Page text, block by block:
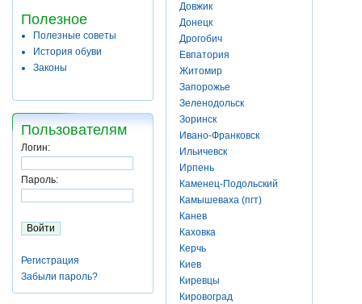
Полезное
Полезные советы
История обуви
Законы
Пользователям
Логин:
Пароль:
Регистрация
Забыли пароль?
Довжик
Донецк
Дрогобич
Евпатория
Житомир
Запорожье
Зеленодольск
Зоринск
Ивано-Франковск
Ильичевск
Ирпень
Каменец-Подольский
Камышеваха (пгт)
Канев
Каховка
Керчь
Киев
Киревцы
Кировоград